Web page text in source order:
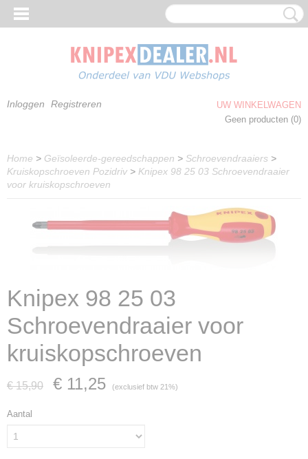
Inloggen Registreren
UW WINKELWAGEN
Geen producten (0)
Home > Geïsoleerde-gereedschappen > Schroevendraaiers >
Kruiskopschroeven Pozidriv > Knipex 98 25 03 Schroevendraaier
voor kruiskopschroeven
Knipex 98 25 03
Schroevendraaier voor
kruiskopschroeven
€ 15,90 € 11,25 (exclusief btw 21%)
Aantal